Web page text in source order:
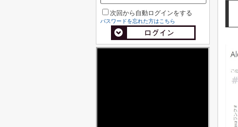
次回から自動ログインをする
パスワードを忘れた方はこちら